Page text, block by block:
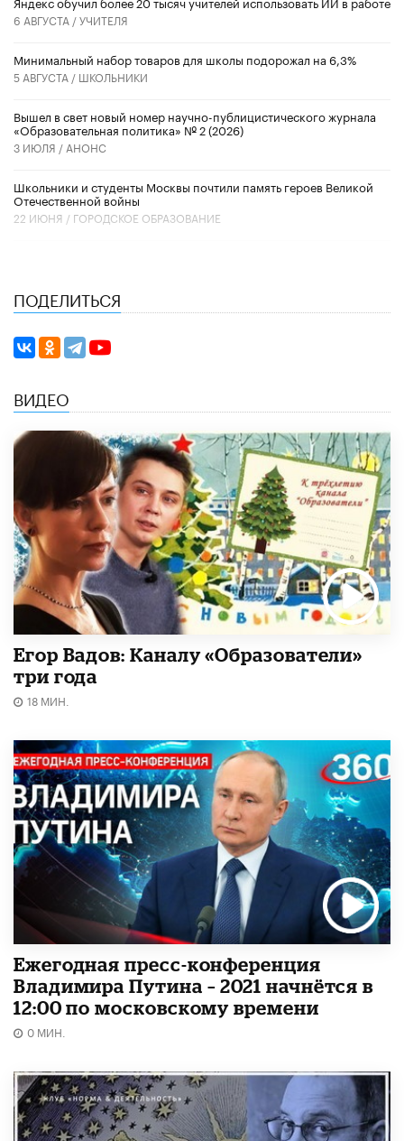
6 АВГУСТА /УЧИТЕЛЯ
Минимальный набор товаров для школы подорожал на 6,3%
5 АВГУСТА / ШКОЛЬНИКИ
Вышел в свет новый номер научно-публицистического журнала
«Образовательная политика» № 2 (2026)
3 ИЮЛЯ / АНОНС
Школьники и студенты Москвы почтили память героев Великой
Отечественной войны
22 ИЮНЯ / ГОРОДСКОЕ ОБРАЗОВАНИЕ
ПОДЕЛИТЬСЯ
ВИДЕО
Егор Вадов: Каналу «Образователи»
три года
18 МИН.
Ежегодная пресс-конференция
Владимира Путина – 2021 начнётся в
12:00 по московскому времени
0 МИН.